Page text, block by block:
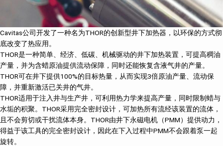
Cavitas公司开发了一种名为THOR的创新型井下加热器，以环保的方式彻
底改变了热应用。
THOR是一种简单、经济、低碳、机械驱动的井下加热装置，可提高稠油
产量，并为含蜡原油提供流动保障，同时还能恢复含液气井的产量。
THOR可在井下提供100%的目标热量，从而实现3倍原油产量、流动保
障，并重新激活已关井的气井。
THOR适用于注入井与生产井，可利用热力学来提高产量，同时限制蜡与
水垢的积聚。THOR采用完全密封设计，可加热所有流经该装置的流体，
且不会剪切或干扰流体本身。THOR由井下永磁电机（PMM）提供动力，
得益于该工具的完全密封设计，因此在下入过程中PMM不会跟着泵一起
旋转。